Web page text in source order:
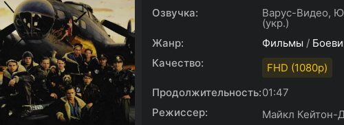
Озвучка:
Варус-Видео,
(укр.)
Жанр:
Фильмы /
Качество:
FHD (1080p)
Продолжительность:01:47
Режиссер:
Майкл Кейтон-